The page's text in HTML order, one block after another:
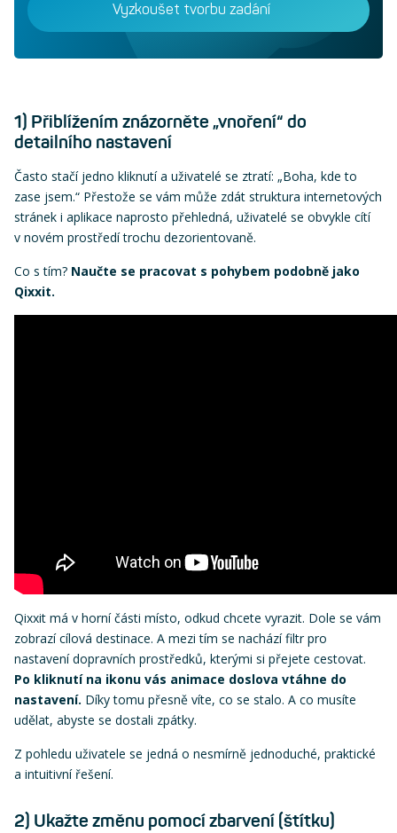
Vyzkoušet tvorbu zadání
1) Přiblížením znázorněte „vnoření“ do
detailního nastavení
Často stačí jedno kliknutí a uživatelé se ztratí: „Boha, kde to
zase jsem.“ Přestože se vám může zdát struktura internetových
stránek i aplikace naprosto přehledná, uživatelé se obvykle cítí
v novém prostředí trochu dezorientovaně.
Co s tím? Naučte se pracovat s pohybem podobně jako
Qixxit.
Qixxit má v horní části místo, odkud chcete vyrazit. Dole se vám
zobrazí cílová destinace. A mezi tím se nachází filtr pro
nastavení dopravních prostředků, kterými si přejete cestovat.
Po kliknutí na ikonu vás animace doslova vtáhne do
nastavení. Díky tomu přesně víte, co se stalo. A co musíte
udělat, abyste se dostali zpátky.
Z pohledu uživatele se jedná o nesmírně jednoduché, praktické
a intuitivní řešení.
2) Ukažte změnu pomocí zbarvení (štítku)